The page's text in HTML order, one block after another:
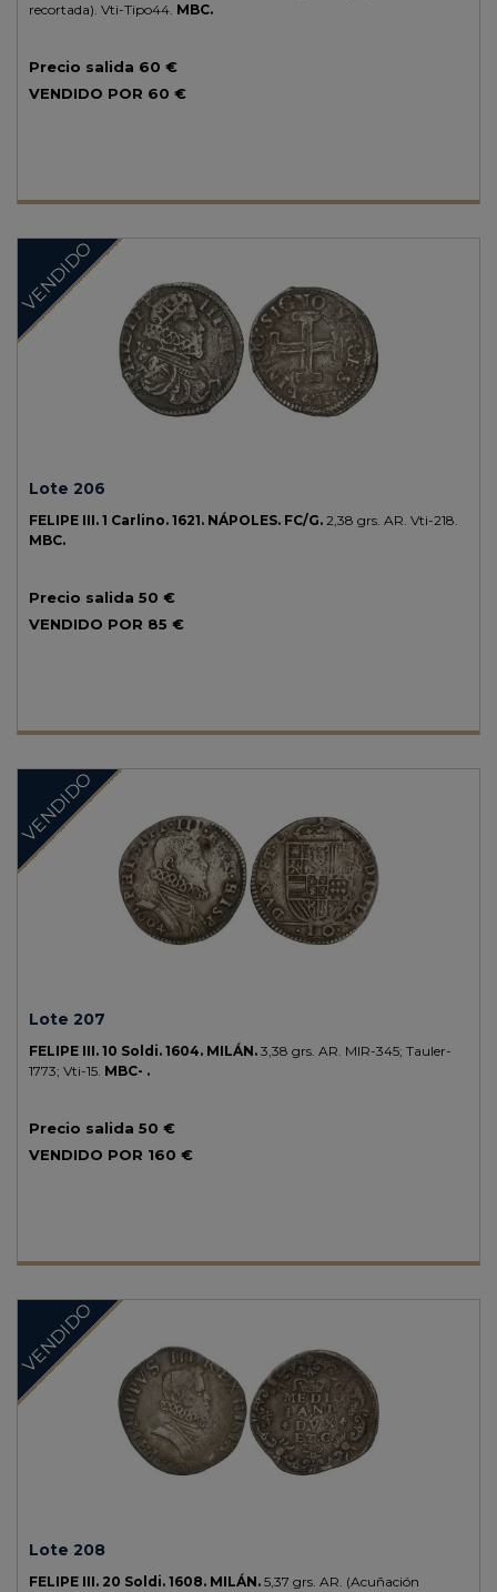
recortada). Vti-Tipo44. MBC.
Precio salida 60 €
VENDIDO POR 60 €
VENDIDO
Lote 206
FELIPE III. 1 Carlino. 1621. NÁPOLES. FC/G. 2,38 grs. AR. Vti-218.
MBC.
Precio salida 50 €
VENDIDO POR 85 €
VENDIDO
Lote 207
FELIPE III. 10 Soldi. 1604. MILÁN. 3,38 grs. AR. MIR-345; Tauler-
1773; Vti-15. MBC- .
Precio salida 50 €
VENDIDO POR 160 €
VENDIDO
Lote 208
FELIPE III. 20 Soldi. 1608. MILÁN. 5,37 grs. AR. (Acuñación